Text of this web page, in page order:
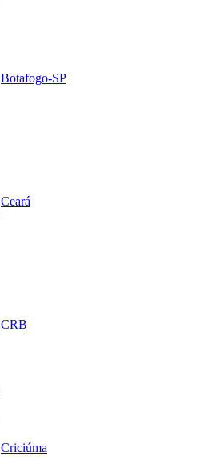
Botafogo-SP
Ceará
CRB
Criciúma